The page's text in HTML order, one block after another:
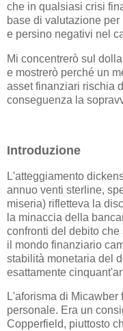
che in qualsiasi crisi
base di valutazione
e persino negativi nel
Mi concentrerò sul
e mostrerò perché un
asset finanziari rischia
conseguenza la
Introduzione
L'atteggiamento
annuo venti sterline,
miseria) rifletteva la
la minaccia della
confronti del debito
il mondo finanziario
stabilità monetaria del
esattamente
L'aforisma di
personale. Era un
Copperfield, piuttosto